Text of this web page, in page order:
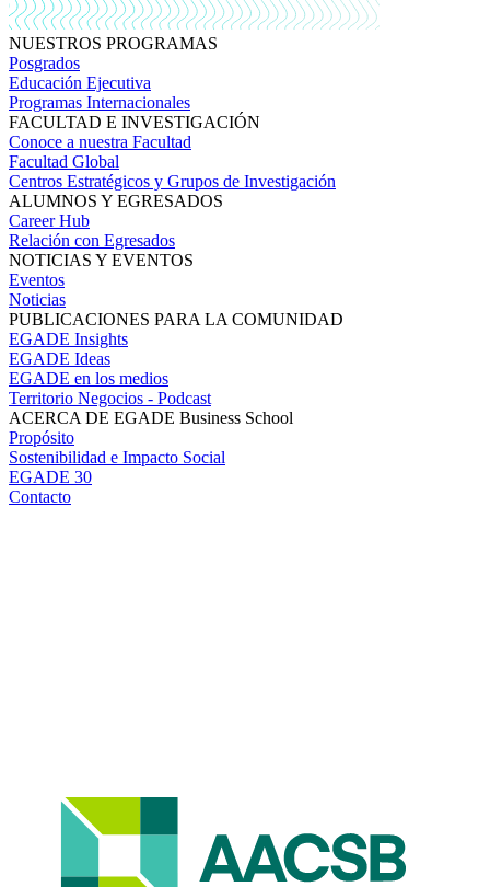
NUESTROS PROGRAMAS
Posgrados
Educación Ejecutiva
Programas Internacionales
FACULTAD E INVESTIGACIÓN
Conoce a nuestra Facultad
Facultad Global
Centros Estratégicos y Grupos de Investigación
ALUMNOS Y EGRESADOS
Career Hub
Relación con Egresados
NOTICIAS Y EVENTOS
Eventos
Noticias
PUBLICACIONES PARA LA COMUNIDAD
EGADE Insights
EGADE Ideas
EGADE en los medios
Territorio Negocios - Podcast
ACERCA DE EGADE Business School
Propósito
Sostenibilidad e Impacto Social
EGADE 30
Contacto